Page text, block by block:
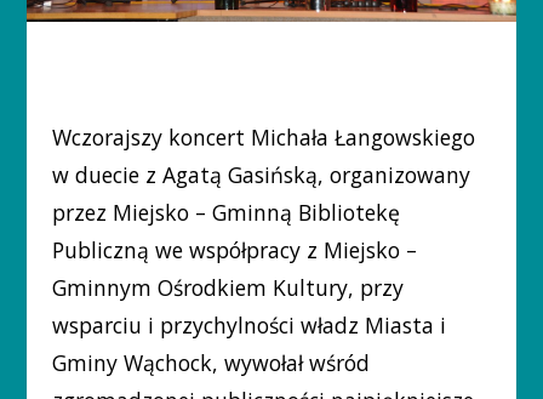
Wczorajszy koncert Michała Łangowskiego
w duecie z Agatą Gasińską, organizowany
przez Miejsko – Gminną Bibliotekę
Publiczną we współpracy z Miejsko –
Gminnym Ośrodkiem Kultury, przy
wsparciu i przychylności władz Miasta i
Gminy Wąchock, wywołał wśród